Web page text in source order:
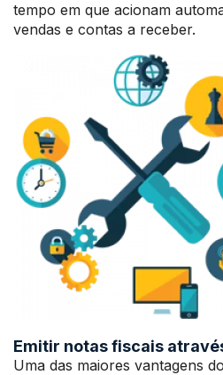
tempo em que acionam
vendas e contas a receber.
Emitir notas fiscais
Uma das maiores vantagens